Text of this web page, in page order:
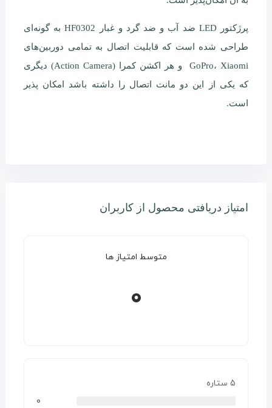
پرژکتور LED ضد آب و ضد گرد و غبار HF0302 به گونه‌ای
طراحی شده است که قابلیت اتصال به تمامی دوربین‌های
GoPro، Xiaomi و هر اکشن کمرا (Action Camera) دیگری
که یکی از این دو مانت اتصال را داشته باشد امکان پذیر
است.
امتیاز دریافتی محصول از کاربران
متوسط امتیاز ها
0
5 ستاره
0